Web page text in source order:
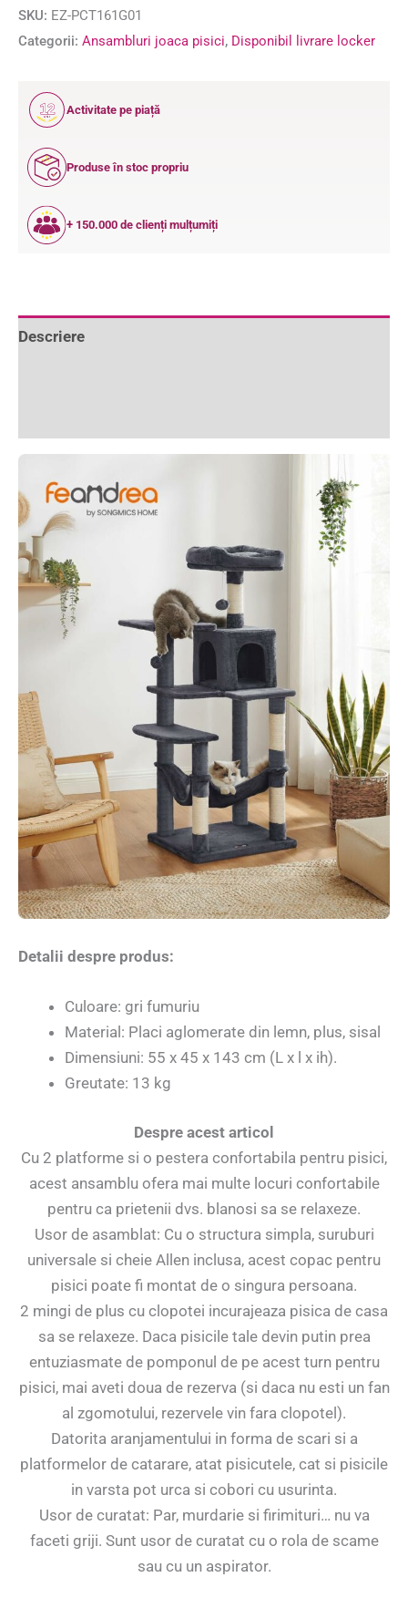
SKU: EZ-PCT161G01
Categorii: Ansambluri joaca pisici, Disponibil livrare locker
12
ANI
Activitate pe piață
Produse în stoc propriu
+ 150.000 de clienți mulțumiți
Descriere
Detalii despre produs:
Culoare: gri fumuriu
Material: Placi aglomerate din lemn, plus, sisal
Dimensiuni: 55 x 45 x 143 cm (L x l x ih).
Greutate: 13 kg
Despre acest articol
Cu 2 platforme si o pestera confortabila pentru pisici,
acest ansamblu ofera mai multe locuri confortabile
pentru ca prietenii dvs. blanosi sa se relaxeze.
Usor de asamblat: Cu o structura simpla, suruburi
universale si cheie Allen inclusa, acest copac pentru
pisici poate fi montat de o singura persoana.
2 mingi de plus cu clopotei incurajeaza pisica de casa
sa se relaxeze. Daca pisicile tale devin putin prea
entuziasmate de pomponul de pe acest turn pentru
pisici, mai aveti doua de rezerva (si daca nu esti un fan
al zgomotului, rezervele vin fara clopotel).
Datorita aranjamentului in forma de scari si a
platformelor de catarare, atat pisicutele, cat si pisicile
in varsta pot urca si cobori cu usurinta.
Usor de curatat: Par, murdarie si firimituri… nu va
faceti griji. Sunt usor de curatat cu o rola de scame
sau cu un aspirator.